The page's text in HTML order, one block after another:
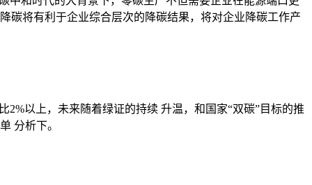
碳将有利于企业综合层次的降碳结果，将对企业降碳工作产
以上，未来随着绿证的持续 升温，和国家“双碳”目标的推
分析下。